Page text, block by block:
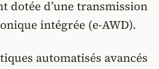
dotée d’une transmission
intégrée (e-AWD).
automatisés avancés